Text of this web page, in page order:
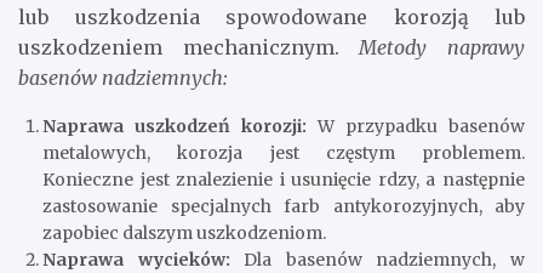
lub uszkodzenia spowodowane korozją lub
uszkodzeniem mechanicznym. Metody naprawy
basenów nadziemnych:
Naprawa uszkodzeń korozji: W przypadku basenów
metalowych, korozja jest częstym problemem.
Konieczne jest znalezienie i usunięcie rdzy, a następnie
zastosowanie specjalnych farb antykorozyjnych, aby
zapobiec dalszym uszkodzeniom.
Naprawa wycieków: Dla basenów nadziemnych, w